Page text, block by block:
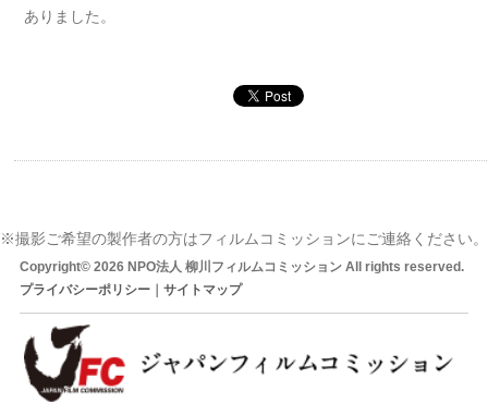
ありました。
※撮影ご希望の製作者の方はフィルムコミッションにご連絡ください。
Copyright© 2026 NPO法人 柳川フィルムコミッション All rights reserved.
プライバシーポリシー｜ サイトマップ